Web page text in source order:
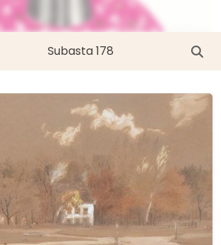
Subasta 178